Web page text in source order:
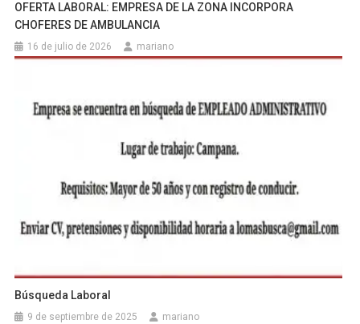
OFERTA LABORAL: EMPRESA DE LA ZONA INCORPORA
CHOFERES DE AMBULANCIA
16 de julio de 2026 mariano
Búsqueda Laboral
9 de septiembre de 2025 mariano